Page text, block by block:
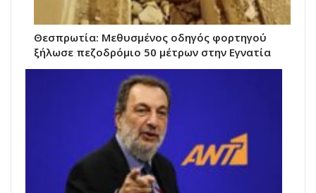
Θεσπρωτία: Μεθυσμένος οδηγός φορτηγού
ξήλωσε πεζοδρόμιο 50 μέτρων στην Εγνατία